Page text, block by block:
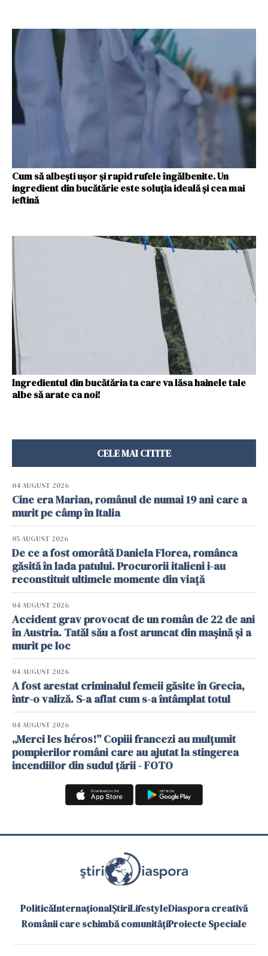
Cum să albești ușor și rapid rufele îngălbenite. Un
ingredient din bucătărie este soluția ideală și cea mai
ieftină
Ingredientul din bucătăria ta care va lăsa hainele tale
albe să arate ca noi!
CELE MAI CITITE
04 AUGUST 2026
Cine era Marian, românul de numai 19 ani care a
murit pe câmp în Italia
05 AUGUST 2026
De ce a fost omorâtă Daniela Florea, românca
găsită în lada patului. Procurorii italieni i-au
reconstituit ultimele momente din viață
04 AUGUST 2026
Accident grav provocat de un român de 22 de ani
în Austria. Tatăl său a fost aruncat din mașină și a
murit pe loc
04 AUGUST 2026
A fost arestat criminalul femeii găsite în Grecia,
într-o valiză. S-a aflat cum s-a întâmplat totul
04 AUGUST 2026
„Merci les héros!” Copiii francezi au mulțumit
pompierilor români care au ajutat la stingerea
incendiilor din sudul țării - FOTO
PoliticăInternaționalȘtiriLifestyleDiaspora creativă
Românii care schimbă comunitățiProiecte Speciale